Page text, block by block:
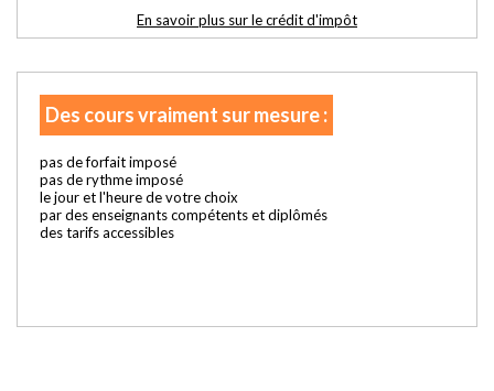
En savoir plus sur le crédit d'impôt
Des cours vraiment sur mesure :
pas de forfait imposé
pas de rythme imposé
le jour et l'heure de votre choix
par des enseignants compétents et diplômés
des tarifs accessibles